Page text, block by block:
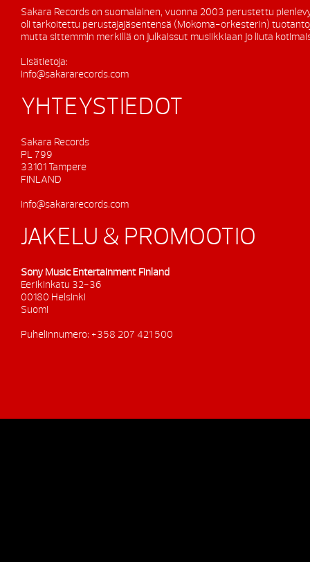
Sakara Records on suomalainen, vuonna 2003 perustettu
oli tarkoitettu perustajajäsentensä (Mokoma-orkesterin)
mutta sittemmin merkillä on julkaissut musiikkiaan jo liuta
Lisätietoja:
info@sakararecords.com
YHTEYSTIEDOT
Sakara Records
PL 799
33101 Tampere
FINLAND
info@sakararecords.com
JAKELU & PROMOOTIO
Sony Music Entertainment Finland
Eerikinkatu 32-36
00180 Helsinki
Suomi
Puhelinnumero: +358 207 421 500